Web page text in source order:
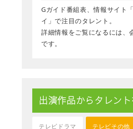
Gガイド番組表、情報サイト
イ」で注目のタレント。
詳細情報をご覧になるには、
です。
出演作品からタレン
テレビドラマ テレビその他